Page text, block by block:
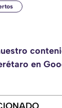
en